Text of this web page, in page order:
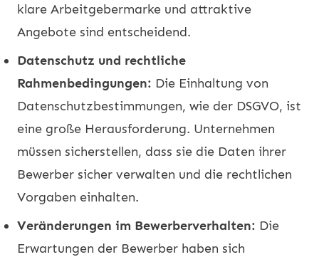
klare Arbeitgebermarke und attraktive
Angebote sind entscheidend.
Datenschutz und rechtliche
Rahmenbedingungen: Die Einhaltung von
Datenschutzbestimmungen, wie der DSGVO, ist
eine große Herausforderung. Unternehmen
müssen sicherstellen, dass sie die Daten ihrer
Bewerber sicher verwalten und die rechtlichen
Vorgaben einhalten.
Veränderungen im Bewerberverhalten: Die
Erwartungen der Bewerber haben sich